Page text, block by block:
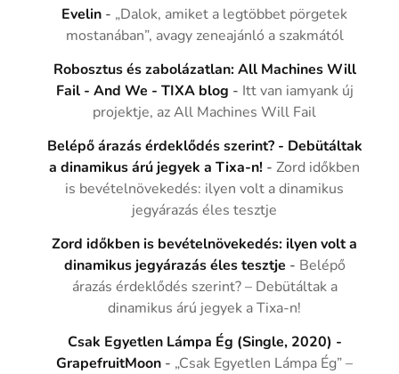
Evelin - „Dalok, amiket a legtöbbet pörgetek
mostanában”, avagy zeneajánló a szakmától
Robosztus és zabolázatlan: All Machines Will
Fail - And We - TIXA blog - Itt van iamyank új
projektje, az All Machines Will Fail
Belépő árazás érdeklődés szerint? - Debütáltak
a dinamikus árú jegyek a Tixa-n! -Zord időkben
is bevételnövekedés: ilyen volt a dinamikus
jegyárazás éles tesztje
Zord időkben is bevételnövekedés: ilyen volt a
dinamikus jegyárazás éles tesztje - Belépő
árazás érdeklődés szerint? – Debütáltak a
dinamikus árú jegyek a Tixa-n!
Csak Egyetlen Lámpa Ég (Single, 2020) -
GrapefruitMoon - „Csak Egyetlen Lámpa Ég” –